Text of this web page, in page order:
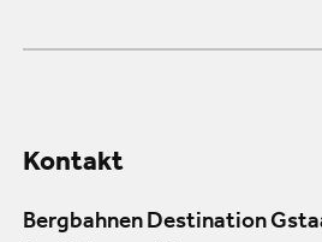
Kontakt
Bergbahnen Destination